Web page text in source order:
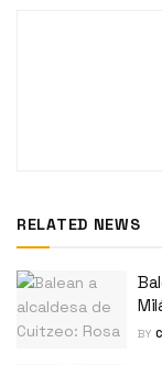
RELATED NEWS
BY